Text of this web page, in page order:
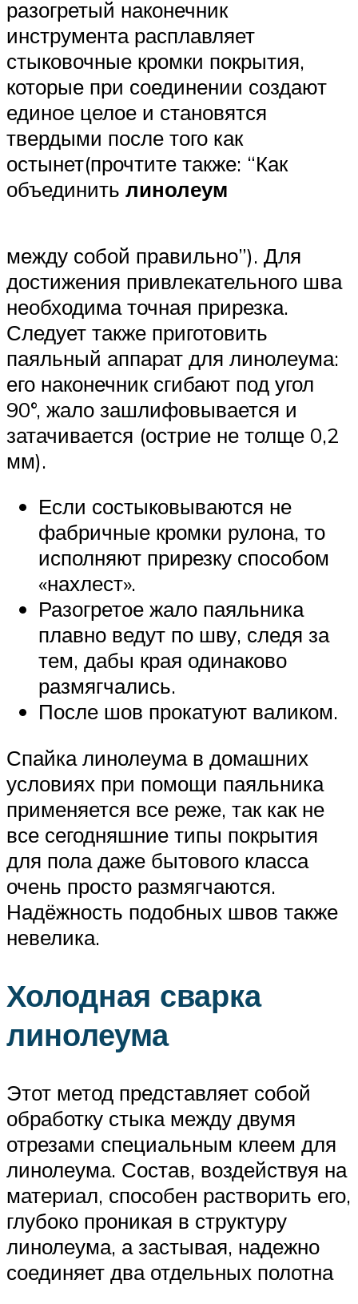
разогретый наконечник
инструмента расплавляет
стыковочные кромки покрытия,
которые при соединении создают
единое целое и становятся
твердыми после того как
остынет(прочтите также: “Как
объединить линолеум
между собой правильно”). Для
достижения привлекательного шва
необходима точная прирезка.
Следует также приготовить
паяльный аппарат для линолеума:
его наконечник сгибают под угол
90°, жало зашлифовывается и
затачивается (острие не толще 0,2
мм).
Если состыковываются не
фабричные кромки рулона, то
исполняют прирезку способом
«нахлест».
Разогретое жало паяльника
плавно ведут по шву, следя за
тем, дабы края одинаково
размягчались.
После шов прокатуют валиком.
Спайка линолеума в домашних
условиях при помощи паяльника
применяется все реже, так как не
все сегодняшние типы покрытия
для пола даже бытового класса
очень просто размягчаются.
Надёжность подобных швов также
невелика.
Холодная сварка
линолеума
Этот метод представляет собой
обработку стыка между двумя
отрезами специальным клеем для
линолеума. Состав, воздействуя на
материал, способен растворить его,
глубоко проникая в структуру
линолеума, а застывая, надежно
соединяет два отдельных полотна